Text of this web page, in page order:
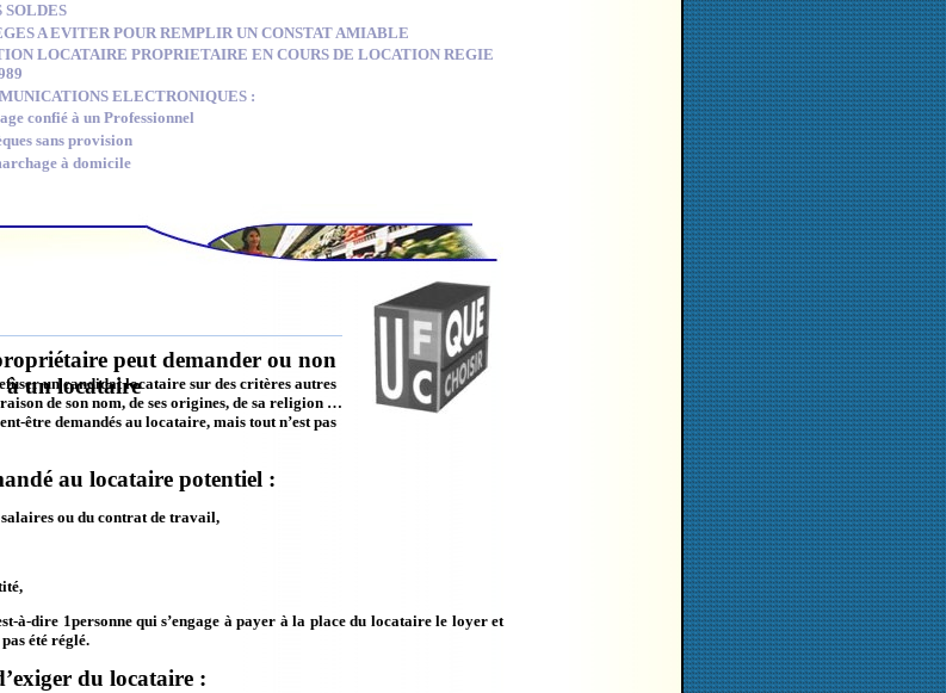
SOLDES
A EVITER POUR REMPLIR UN CONSTAT AMIABLE
LOCATAIRE PROPRIETAIRE EN COURS DE LOCATION REGIE
ELECTRONIQUES :
confié à un Professionnel
sans provision
à domicile
peut demander ou non
à un locataire
un candidat locataire sur des critères autres
de son nom, de ses origines, de sa religion …
être demandés au locataire, mais tout n’est pas
au locataire potentiel :
salaires ou du contrat de travail,
à-dire 1personne qui s’engage à payer à la place du locataire le loyer et
été réglé.
du locataire :